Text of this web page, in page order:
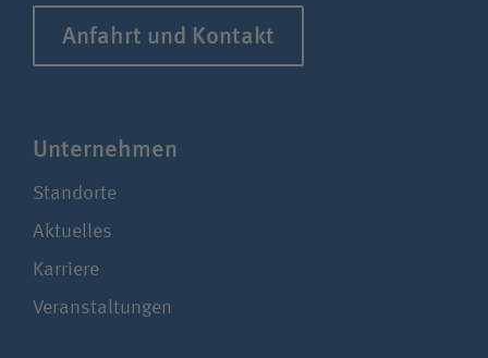
Anfahrt und Kontakt
Unter­nehmen
Standorte
Aktuelles
Karriere
Veranstaltungen